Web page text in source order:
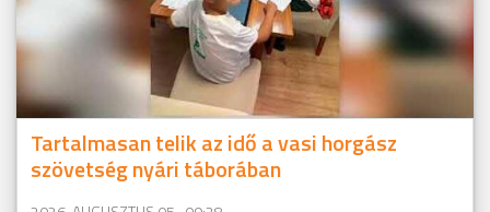
Tartalmasan telik az idő a vasi horgász
szövetség nyári táborában